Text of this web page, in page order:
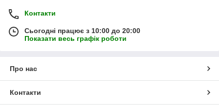
Контакти
Сьогодні працює з 10:00 до 20:00
Показати весь графік роботи
Про нас
Контакти